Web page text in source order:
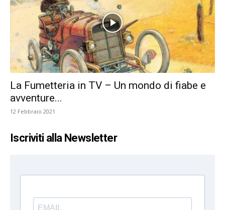
La Fumetteria in TV – Un mondo di fiabe e
avventure...
12 Febbraio 2021
Iscriviti alla Newsletter